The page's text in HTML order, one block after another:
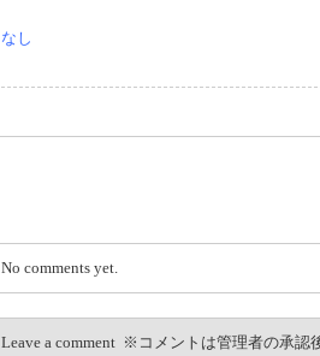
なし
No comments yet.
Leave a comment ※コメントは管理者の承認